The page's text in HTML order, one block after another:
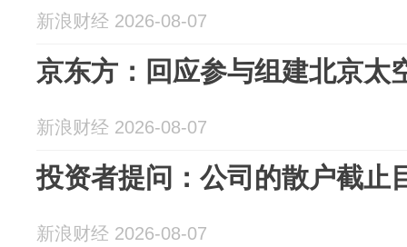
新浪财经 2026-08-07
京东方：回应参与组建北京
新浪财经 2026-08-07
投资者提问：公司的散户截止
新浪财经 2026-08-07